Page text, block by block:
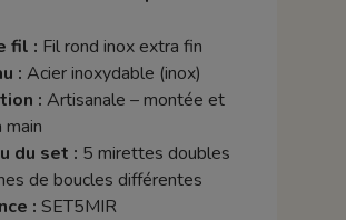
fil : Fil rond inox extra fin
: Acier inoxydable (inox)
: Artisanale – montée et
main
du set : 5 mirettes doubles
de boucles différentes
: SET5MIR